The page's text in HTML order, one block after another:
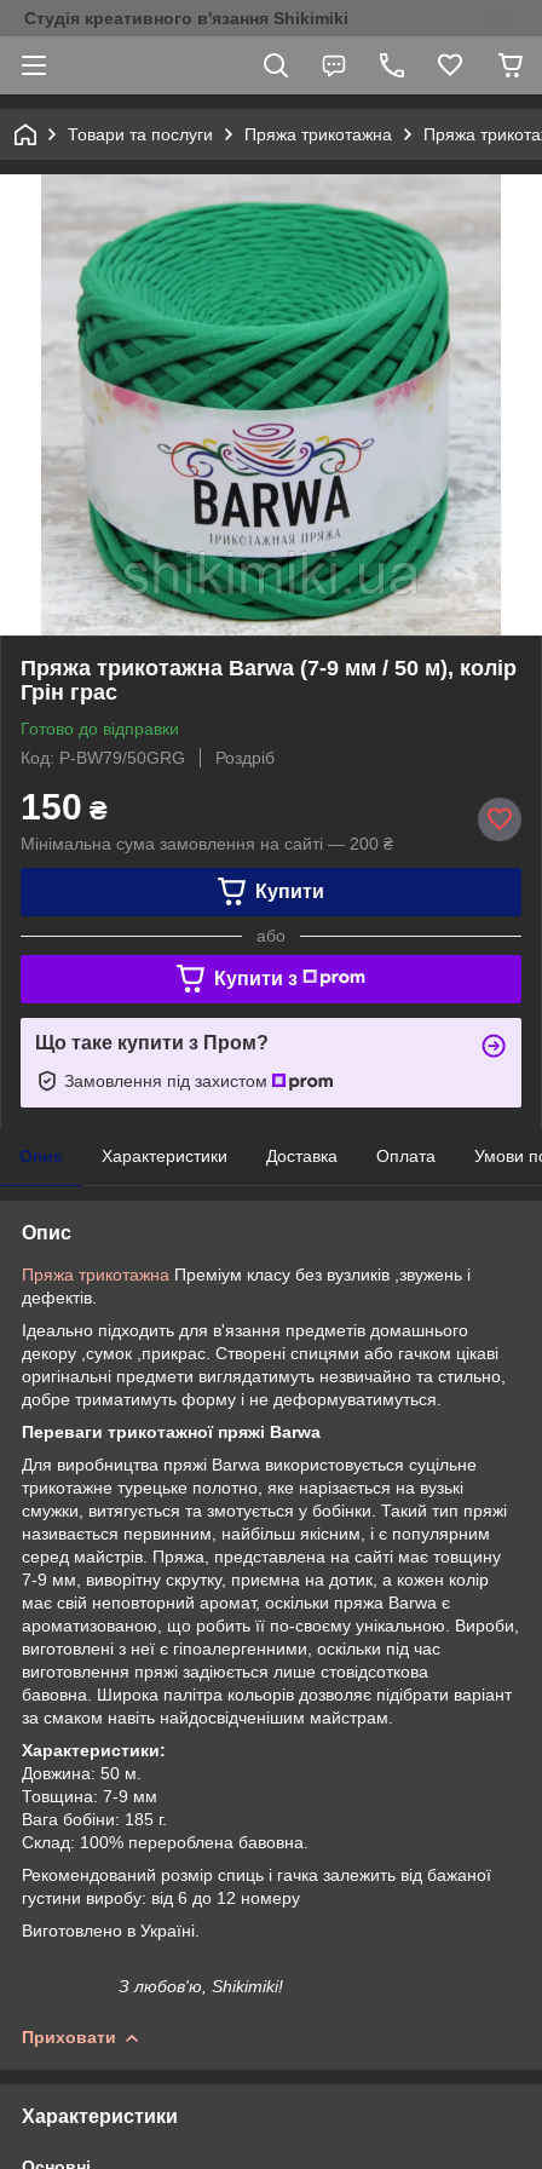
Студія креативного в'язання Shikimiki
Товари та послуги Пряжа трикотажна Пряжа
Пряжа трикотажна Barwa (7-9 мм / 50 м), колір
Грін грас
Готово до відправки
Код: P-BW79/50GRG
Роздріб
150 ₴
Мінімальна сума замовлення на сайті — 200 ₴
Купити
або
Купити з
Що таке купити з Пром?
Замовлення під захистом
Опис Характеристики Доставка Оплата Умови
Опис
Пряжа трикотажна Преміум класу без вузликів ,звужень і
дефектів.
Ідеально підходить для в'язання предметів домашнього
декору ,сумок ,прикрас. Створені спицями або гачком цікаві
оригінальні предмети виглядатимуть незвичайно та стильно,
добре триматимуть форму і не деформуватимуться.
Переваги трикотажної пряжі Barwa
Для виробництва пряжі Barwa використовується суцільне
трикотажне турецьке полотно, яке нарізається на вузькі
смужки, витягується та змотується у бобінки. Такий тип пряжі
називається первинним, найбільш якісним, і є популярним
серед майстрів. Пряжа, представлена на сайті має товщину
7-9 мм, виворітну скрутку, приємна на дотик, а кожен колір
має свій неповторний аромат, оскільки пряжа Barwa є
ароматизованою, що робить її по-своєму унікальною. Вироби,
виготовлені з неї є гіпоалергенними, оскільки під час
виготовлення пряжі задіюється лише стовідсоткова
бавовна. Широка палітра кольорів дозволяє підібрати варіант
за смаком навіть найдосвідченішим майстрам.
Характеристики:
Довжина: 50 м.
Товщина: 7-9 мм
Вага бобіни: 185 г.
Склад: 100% перероблена бавовна.
Рекомендований розмір спиць і гачка залежить від бажаної
густини виробу: від 6 до 12 номеру
Виготовлено в Україні.
З любов'ю, Shikimiki!
Приховати
Характеристики